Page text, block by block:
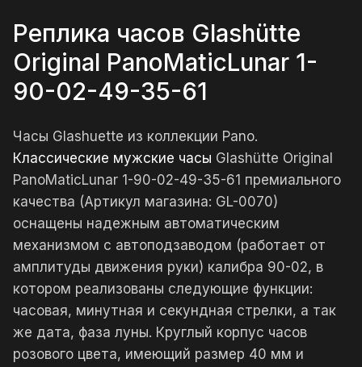
Реплика часов Glashütte
Original PanoMaticLunar 1-
90-02-49-35-61
Часы Glashuette из коллекции Pano.
Классические мужские часы Glashütte Original
PanoMaticLunar 1-90-02-49-35-61 премиального
качества (Артикул магазина: GL-0070)
оснащены надежным автоматическим
механизмом с автоподзаводом (работает от
амплитуды движения руки) калибра 90-02, в
котором реализованы следующие функции:
часовая, минутная и секундная стрелки, а так
же дата, фаза луны. Круглый корпус часов
розового цвета, имеющий размер 40 мм и